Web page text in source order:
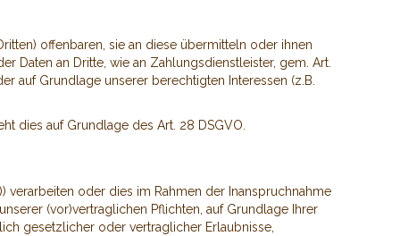
offenbaren, sie an diese übermitteln oder ihnen
Daten an Dritte, wie an Zahlungsdienstleister, gem. Art.
auf Grundlage unserer berechtigten Interessen (z.B.
dies auf Grundlage des Art. 28 DSGVO.
verarbeiten oder dies im Rahmen der Inanspruchnahme
(vor)vertraglichen Pflichten, auf Grundlage Ihrer
gesetzlicher oder vertraglicher Erlaubnisse,